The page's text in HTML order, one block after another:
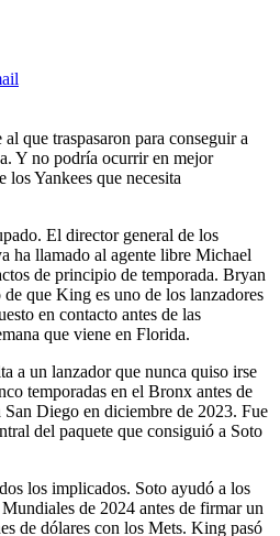
que traspasaron para conseguir a
Y no podría ocurrir en mejor
los Yankees que necesita
El director general de los
ha llamado al agente libre Michael
de principio de temporada. Bryan
que King es uno de los lanzadores
en contacto antes de las
que viene en Florida.
a un lanzador que nunca quiso irse
temporadas en el Bronx antes de
San Diego en diciembre de 2023. Fue
del paquete que consiguió a Soto
los implicados. Soto ayudó a los
de 2024 antes de firmar un
de dólares con los Mets. King pasó